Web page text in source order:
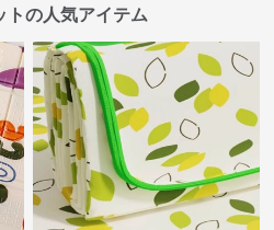
トの人気アイテム